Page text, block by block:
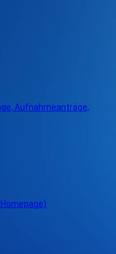
Aufnahmeanträge,